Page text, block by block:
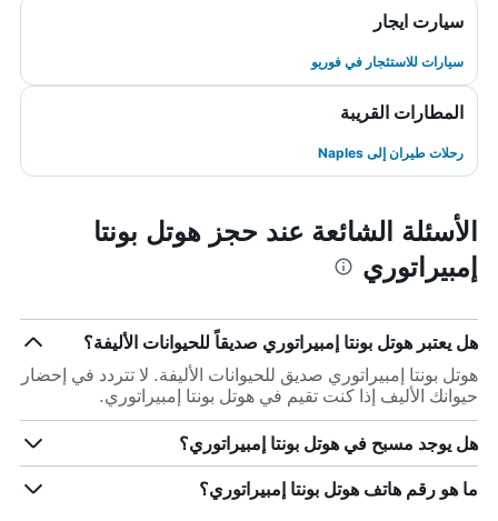
سيارت ايجار
سيارات للاستئجار في فوريو
المطارات القريبة
رحلات طيران إلى Naples
الأسئلة الشائعة عند حجز هوتل بونتا
إمبيراتوري
هل يعتبر هوتل بونتا إمبيراتوري صديقاً للحيوانات الأليفة؟
هوتل بونتا إمبيراتوري صديق للحيوانات الأليفة. لا تتردد في إحضار
حيوانك الأليف إذا كنت تقيم في هوتل بونتا إمبيراتوري.
هل يوجد مسبح في هوتل بونتا إمبيراتوري؟
ما هو رقم هاتف هوتل بونتا إمبيراتوري؟